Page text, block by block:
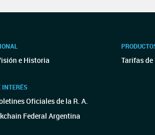
e Historia
INTERÉS
Oficiales de la R. A.
Federal Argentina
Tarifas